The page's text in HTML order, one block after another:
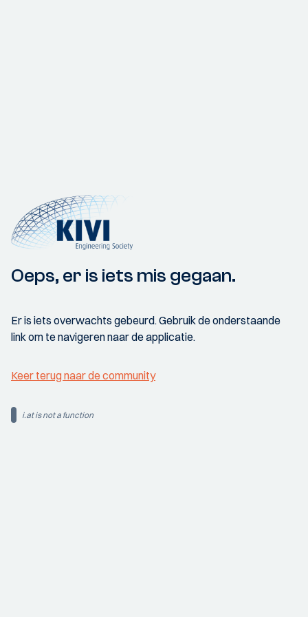
Oeps, er is iets mis gegaan.
Er is iets overwachts gebeurd. Gebruik de onderstaande
link om te navigeren naar de applicatie.
Keer terug naar de community
i.at is not a function